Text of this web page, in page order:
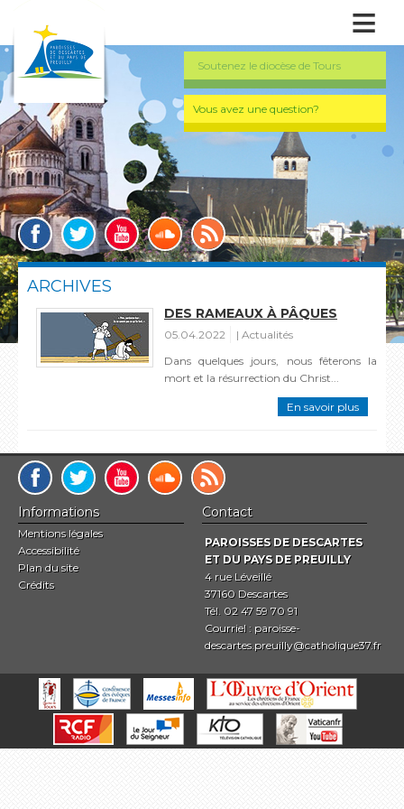
≡
Soutenez le diocèse de Tours
Vous avez une question?
ARCHIVES
DES RAMEAUX À PÂQUES
05.04.2022
Actualités
Dans quelques jours, nous fêterons la
mort et la résurrection du Christ...
En savoir plus
Informations
Mentions légales
Accessibilité
Plan du site
Crédits
Contact
PAROISSES DE DESCARTES
ET DU PAYS DE PREUILLY
4 rue Léveillé
37160 Descartes
Tél. 02 47 59 70 91
Courriel : paroisse-
descartes.preuilly@catholique37.fr